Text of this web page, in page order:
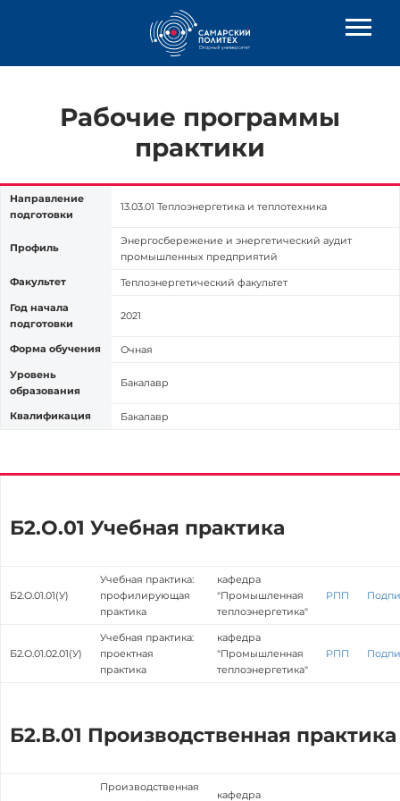
Рабочие программы
практики
Направление
подготовки
13.03.01 Теплоэнергетика и теплотехника
Профиль
Энергосбережение и энергетический аудит
промышленных предприятий
Факультет
Теплоэнергетический факультет
Год начала
подготовки
2021
Форма обучения
Очная
Уровень
образования
Бакалавр
Квалификация Бакалавр
Б2.О.01 Учебная практика
Б2.О.01.01(У)
Учебная практика:
профилирующая
практика
кафедра
"Промышленная
теплоэнергетика"
РПП
Б2.О.01.02.01(У)
Учебная практика:
проектная
практика
кафедра
"Промышленная
теплоэнергетика"
РПП
Б2.В.01 Производственная практика
Производственная
кафедра